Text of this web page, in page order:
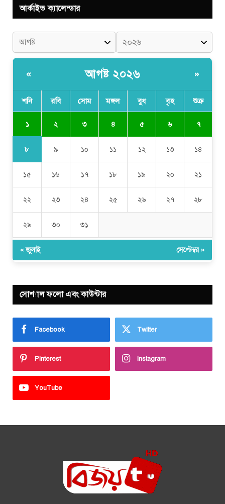
আর্কাইভ ক্যালেন্ডার
« আগষ্ট ২০২৬ »
শনি রবি সোম মঙ্গল বুধ বৃহ শুক্র
১ ২ ৩ ৪ ৫ ৬ ৭
৮ ৯ ১০ ১১ ১২ ১৩ ১৪
১৫ ১৬ ১৭ ১৮ ১৯ ২০ ২১
২২ ২৩ ২৪ ২৫ ২৬ ২৭ ২৮
২৯ ৩০ ৩১
« জুলাই সেপ্টেম্বর »
সোশ্যাল ফলো এবং কাউন্টার
Facebook Twitter
Pinterest Instagram
YouTube